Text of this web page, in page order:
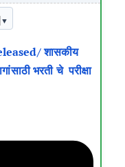
▼
शासकीय
भरती चे परीक्षा